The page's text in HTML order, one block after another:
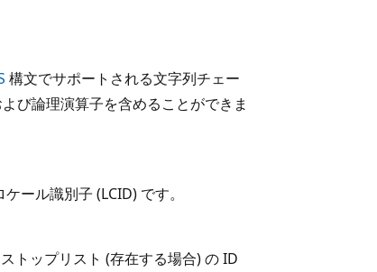
構文でサポートされる文字列チェー
び論理演算子を含めることができま
ール識別子 (LCID) です。
トップリスト (存在する場合) の ID